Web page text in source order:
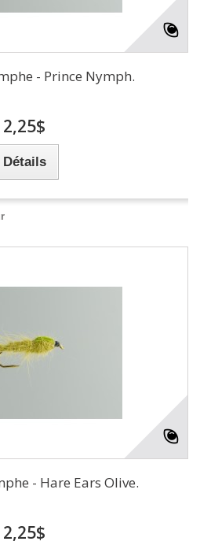
- Prince Nymph.
2,25$
Détails
- Hare Ears Olive.
2,25$